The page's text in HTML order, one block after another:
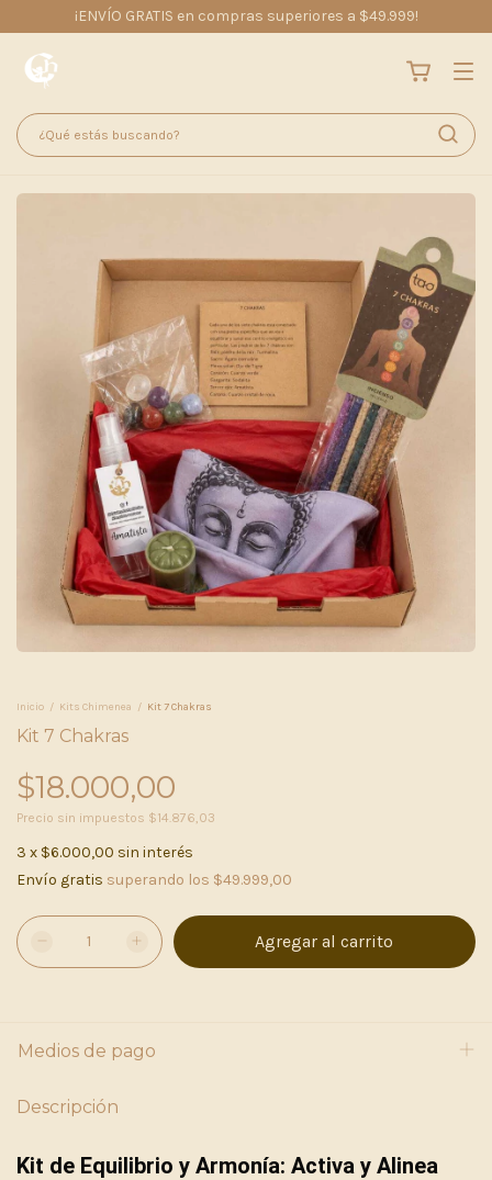
¡ENVÍO GRATIS en compras superiores a $49.999!
Inicio / Kits Chimenea / Kit 7 Chakras
Kit 7 Chakras
$18.000,00
Precio sin impuestos $14.876,03
3 x $6.000,00 sin interés
Envío gratis superando los $49.999,00
Medios de pago
Descripción
Kit de Equilibrio y Armonía: Activa y Alinea